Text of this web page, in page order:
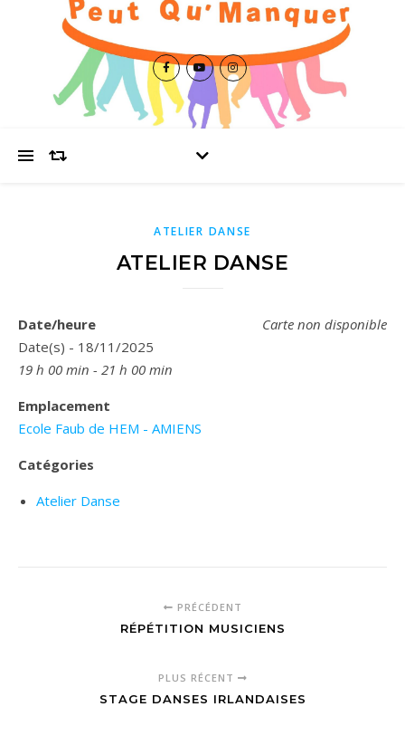
ATELIER DANSE
ATELIER DANSE
Carte non disponible
Date/heure
Date(s) - 18/11/2025
19 h 00 min - 21 h 00 min
Emplacement
Ecole Faub de HEM - AMIENS
Catégories
Atelier Danse
PRÉCÉDENT
RÉPÉTITION MUSICIENS
PLUS RÉCENT
STAGE DANSES IRLANDAISES